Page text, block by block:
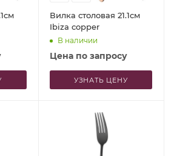
Вилка столовая 21.1см
Ibiza copper
В наличии
Цена по запросу
УЗНАТЬ ЦЕНУ